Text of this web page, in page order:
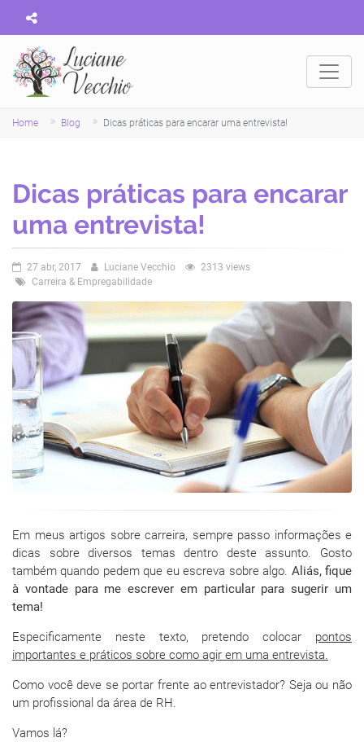
Home Blog Dicas práticas para encarar uma entrevista!
Dicas práticas para encarar
uma entrevista!
27 abr, 2017 Luciane Vecchio
2313 views
Carreira & Empregabilidade
Em meus artigos sobre carreira, sempre passo informações e
dicas sobre diversos temas dentro deste assunto. Gosto
também quando pedem que eu escreva sobre algo. Aliás, fique
à vontade para me escrever em particular para sugerir um
tema!
Especificamente neste texto, pretendo colocar pontos
importantes e práticos sobre como agir em uma entrevista.
Como você deve se portar frente ao entrevistador? Seja ou não
um profissional da área de RH.
Vamos lá?